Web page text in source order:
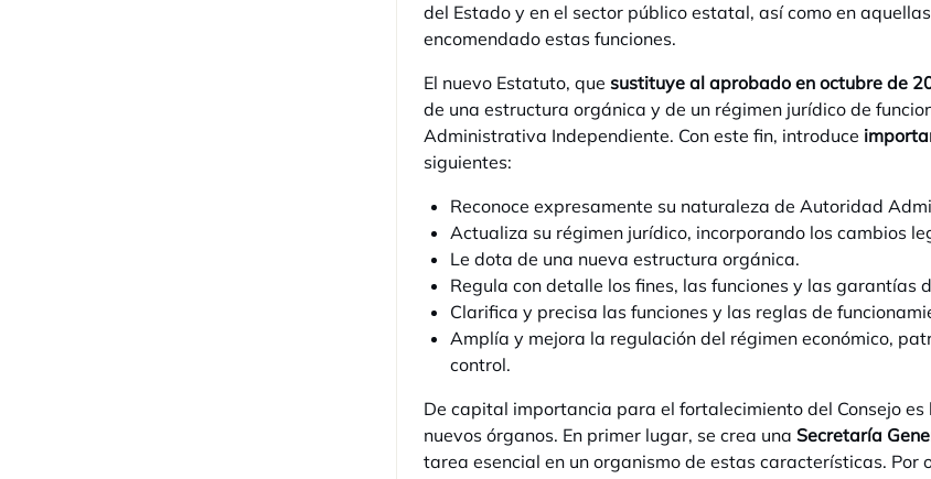
del Estado y en el sector público estatal, así como en
encomendado estas funciones.
El nuevo Estatuto, que sustituye al aprobado en octubre de
de una estructura orgánica y de un régimen jurídico de
Administrativa Independiente. Con este fin, introduce
siguientes:
Reconoce expresamente su naturaleza de Autoridad
Actualiza su régimen jurídico, incorporando los cambios
Le dota de una nueva estructura orgánica.
Regula con detalle los fines, las funciones y las garantías
Clarifica y precisa las funciones y las reglas de
Amplía y mejora la regulación del régimen económico,
control.
De capital importancia para el fortalecimiento del Consejo
nuevos órganos. En primer lugar, se crea una Secretaría
tarea esencial en un organismo de estas características. Por